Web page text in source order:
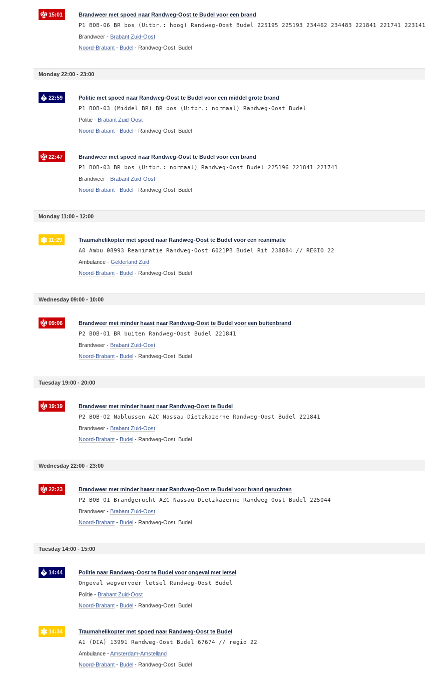
15:01 Brandweer met spoed naar Randweg-Oost te Budel voor een brand
P1 BOB-06 BR bos (Uitbr.: hoog) Randweg-Oost Budel 225195 225193 234462 234483 221841 221741 223141
Brandweer - Brabant Zuid-Oost
Noord-Brabant - Budel - Randweg-Oost, Budel
Monday 22:00 - 23:00
22:59 Politie met spoed naar Randweg-Oost te Budel voor een middel grote brand
P1 BOB-03 (Middel BR) BR bos (Uitbr.: normaal) Randweg-Oost Budel
Politie - Brabant Zuid-Oost
Noord-Brabant - Budel - Randweg-Oost, Budel
22:47 Brandweer met spoed naar Randweg-Oost te Budel voor een brand
P1 BOB-03 BR bos (Uitbr.: normaal) Randweg-Oost Budel 225196 221841 221741
Brandweer - Brabant Zuid-Oost
Noord-Brabant - Budel - Randweg-Oost, Budel
Monday 11:00 - 12:00
11:29 Traumahelikopter met spoed naar Randweg-Oost te Budel voor een reanimatie
A0 Ambu 08993 Reanimatie Randweg-Oost 6021PB Budel Rit 238884 // REGIO 22
Ambulance -Gelderland Zuid
Noord-Brabant - Budel - Randweg-Oost, Budel
Wednesday 09:00 - 10:00
09:06 Brandweer met minder haast naar Randweg-Oost te Budel voor een buitenbrand
P2 BOB-01 BR buiten Randweg-Oost Budel 221841
Brandweer - Brabant Zuid-Oost
Noord-Brabant - Budel - Randweg-Oost, Budel
Tuesday 19:00 - 20:00
19:19 Brandweer met minder haast naar Randweg-Oost te Budel
P2 BOB-02 Nablussen AZC Nassau Dietzkazerne Randweg-Oost Budel 221841
Brandweer - Brabant Zuid-Oost
Noord-Brabant - Budel - Randweg-Oost, Budel
Wednesday 22:00 - 23:00
22:23 Brandweer met minder haast naar Randweg-Oost te Budel voor brand geruchten
P2 BOB-01 Brandgerucht AZC Nassau Dietzkazerne Randweg-Oost Budel 225044
Brandweer - Brabant Zuid-Oost
Noord-Brabant - Budel - Randweg-Oost, Budel
Tuesday 14:00 - 15:00
14:44 Politie naar Randweg-Oost te Budel voor ongeval met letsel
Ongeval wegvervoer letsel Randweg-Oost Budel
Politie - Brabant Zuid-Oost
Noord-Brabant - Budel - Randweg-Oost, Budel
14:34 Traumahelikopter met spoed naar Randweg-Oost te Budel
A1 (DIA) 13991 Randweg-Oost Budel 67674 // regio 22
Ambulance -Amsterdam-Amstelland
Noord-Brabant - Budel - Randweg-Oost, Budel